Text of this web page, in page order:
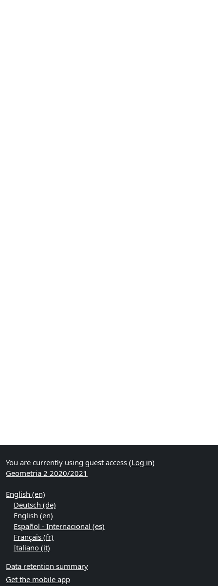
You are currently using guest access (Log in)
Geometria 2 2020/2021
English ‎(en)‎
Deutsch ‎(de)‎
English ‎(en)‎
Español - Internacional ‎(es)‎
Français ‎(fr)‎
Italiano ‎(it)‎
Data retention summary
Get the mobile app